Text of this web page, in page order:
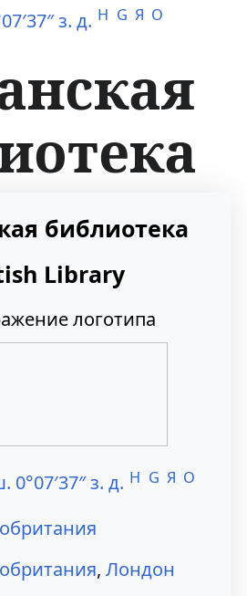
з. д. H G Я O
библиотека
Library
0°07′37″ з. д. H G Я O
, Лондон